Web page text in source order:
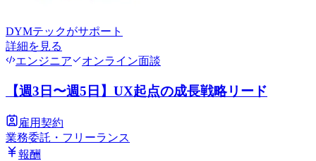
DYMテックがサポート
詳細を見る
エンジニア
オンライン面談
【週3日〜週5日】UX起点の成長戦略リード
雇用契約
業務委託・フリーランス
報酬